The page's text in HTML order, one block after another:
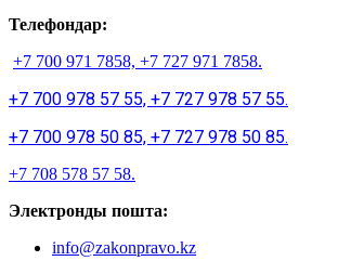
Телефондар:
+7 700 971 7858, +7 727 971 7858.
+7 700 978 57 55, +7 727 978 57 55.
+7 700 978 50 85, +7 727 978 50 85.
+7 708 578 57 58.
Электронды пошта:
info@zakonpravo.kz